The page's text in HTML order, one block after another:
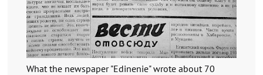
What the newspaper "Edinenie" wrote about 70